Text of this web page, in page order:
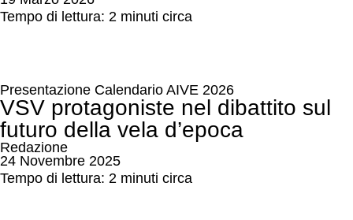
Tempo di lettura: 2 minuti circa
Presentazione Calendario AIVE 2026
VSV protagoniste nel dibattito sul
futuro della vela d’epoca
Redazione
24 Novembre 2025
Tempo di lettura: 2 minuti circa